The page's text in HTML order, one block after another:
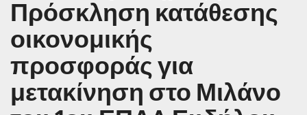
Πρόσκληση κατάθεσης
οικονομικής
προσφοράς για
μετακίνηση στο Μιλάνο